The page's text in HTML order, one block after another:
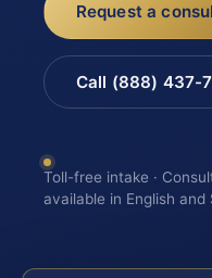
Request a
Call (888) 437-
Toll-free intake ·
available in English and